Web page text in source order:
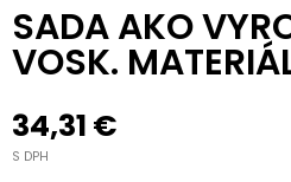
SADA AKO
VOSK.
34,31 €
S DPH